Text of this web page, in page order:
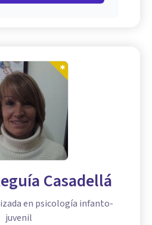
Casadellá
en psicología infanto-
juvenil